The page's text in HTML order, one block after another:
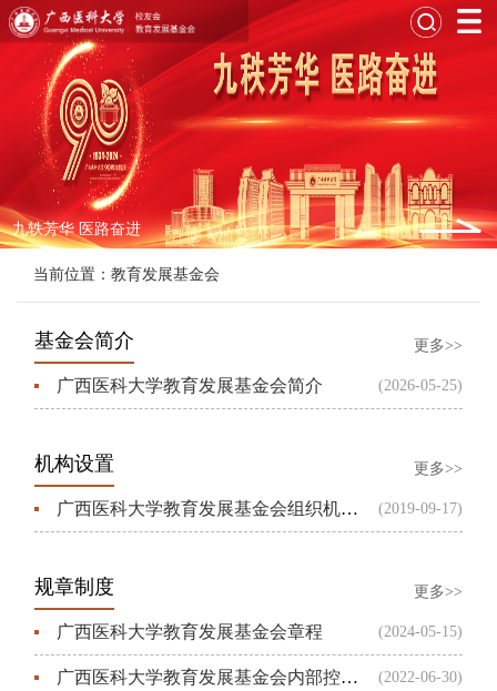
九轶芳华 医路奋进
当前位置： 教育发展基金会
基金会简介 更多>>
广西医科大学教育发展基金会简介 (2026-05-25)
机构设置 更多>>
广西医科大学教育发展基金会组织机构设置及职责 (2019-09-17)
规章制度 更多>>
广西医科大学教育发展基金会章程 (2024-05-15)
广西医科大学教育发展基金会内部控制制度 (2022-06-30)